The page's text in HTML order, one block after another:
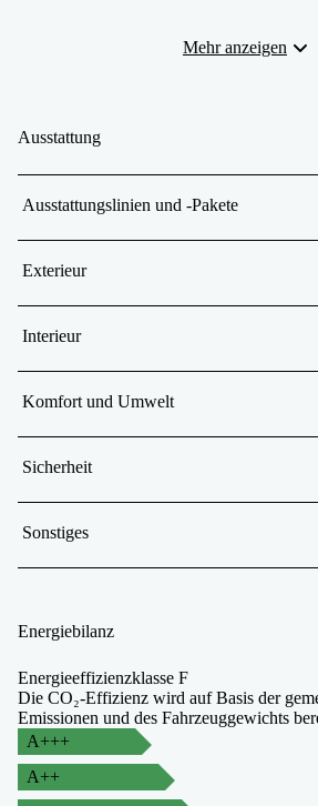
Mehr anzeigen
Ausstattung
Ausstattungslinien und -Pakete
Exterieur
Interieur
Komfort und Umwelt
Sicherheit
Sonstiges
Energiebilanz
A+++
A++
Energieeffizienzklasse F
Die CO₂-Effizienz wird auf Basis der
Emissionen und des Fahrzeuggewichts